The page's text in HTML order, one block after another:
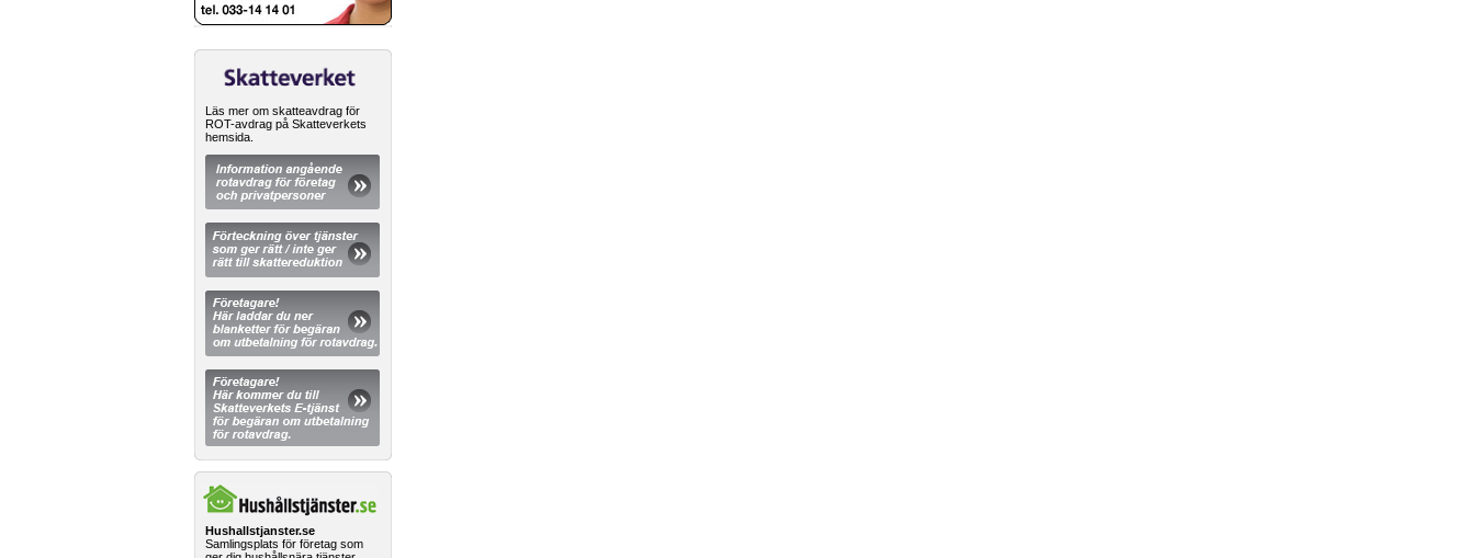
Läs mer om skatteavdrag för
ROT-avdrag på Skatteverkets
hemsida.
Hushallstjanster.se
Samlingsplats för företag som